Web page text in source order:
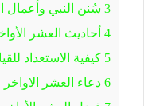
3سُنن النبي وأعمال
4أحاديث العشر
5 كيفية الاستعداد
6دعاء العشر